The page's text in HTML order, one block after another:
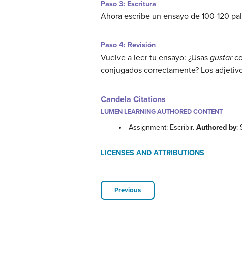
Paso 3: Escritura
Ahora escribe un ensayo de 100-120
Paso 4: Revisión
Vuelve a leer tu ensayo: ¿Usas gustar
conjugados correctamente? Los
Candela Citations
LUMEN LEARNING AUTHORED CONTENT
Assignment: Escribir.Authored by:
LICENSES AND ATTRIBUTIONS
Previous